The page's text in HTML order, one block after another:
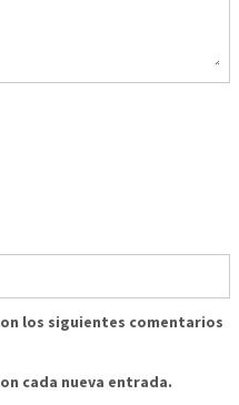
los siguientes comentarios
cada nueva entrada.